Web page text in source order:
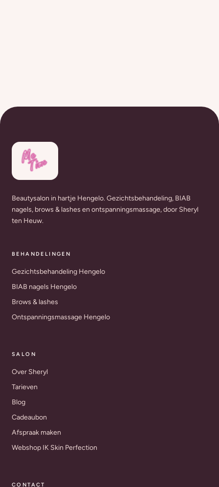
Beautysalon in hartje Hengelo. Gezichtsbehandeling, BIAB
nagels, brows & lashes en ontspanningsmassage, door Sheryl
ten Heuw.
BEHANDELINGEN
Gezichtsbehandeling Hengelo
BIAB nagels Hengelo
Brows & lashes
Ontspanningsmassage Hengelo
SALON
Over Sheryl
Tarieven
Blog
Cadeaubon
Afspraak maken
Webshop IK Skin Perfection
CONTACT